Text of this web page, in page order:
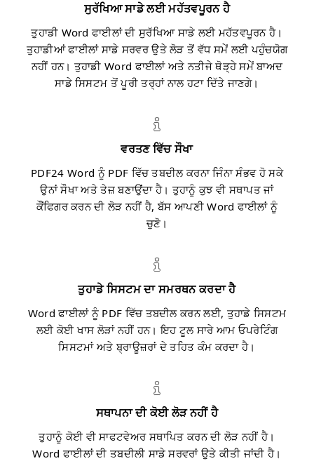
ਸੁਰੱਖਿਆ ਸਾਡੇ ਲਈ ਮਹੱਤਵਪੂਰਨ ਹੈ
ਤੁਹਾਡੀ Word ਫਾਈਲਾਂ ਦੀ ਸੁਰੱਖਿਆ ਸਾਡੇ ਲਈ ਮਹੱਤਵਪੂਰਨ ਹੈ।
ਤੁਹਾਡੀਆਂ ਫਾਈਲਾਂ ਸਾਡੇ ਸਰਵਰ ਉਤੇ ਲੋੜ ਤੋਂ ਵੱਧ ਸਮੇਂ ਲਈ ਪਹੁੰਚਯੋਗ
ਨਹੀਂ ਹਨ। ਤੁਹਾਡੀ Word ਫਾਈਲਾਂ ਅਤੇ ਨਤੀਜੇ ਥੋੜ੍ਹੇ ਸਮੇਂ ਬਾਅਦ
ਸਾਡੇ ਸਿਸਟਮ ਤੋਂ ਪੂਰੀ ਤਰ੍ਹਾਂ ਨਾਲ ਹਟਾ ਦਿੱਤੇ ਜਾਣਗੇ।
ਵਰਤਣ ਵਿੱਚ ਸੌਖਾ
PDF24 Word ਨੂੰ PDF ਵਿੱਚ ਤਬਦੀਲ ਕਰਨਾ ਜਿੰਨਾ ਸੰਭਵ ਹੋ ਸਕੇ
ਉਨਾਂ ਸੌਖਾ ਅਤੇ ਤੇਜ਼ ਬਣਾਉਂਦਾ ਹੈ। ਤੁਹਾਨੂੰ ਕੁਝ ਵੀ ਸਥਾਪਤ ਜਾਂ
ਕੌਂਫਿਗਰ ਕਰਨ ਦੀ ਲੋੜ ਨਹੀਂ ਹੈ, ਬੱਸ ਆਪਣੀ Word ਫਾਈਲਾਂ ਨੂੰ
ਚੁਣੋ।
ਤੁਹਾਡੇ ਸਿਸਟਮ ਦਾ ਸਮਰਥਨ ਕਰਦਾ ਹੈ
Word ਫਾਈਲਾਂ ਨੂੰ PDF ਵਿੱਚ ਤਬਦੀਲ ਕਰਨ ਲਈ, ਤੁਹਾਡੇ ਸਿਸਟਮ
ਲਈ ਕੋਈ ਖਾਸ ਲੋੜਾਂ ਨਹੀਂ ਹਨ। ਇਹ ਟੂਲ ਸਾਰੇ ਆਮ ਓਪਰੇਟਿੰਗ
ਸਿਸਟਮਾਂ ਅਤੇ ਬ੍ਰਾਊਜ਼ਰਾਂ ਦੇ ਤਹਿਤ ਕੰਮ ਕਰਦਾ ਹੈ।
ਸਥਾਪਨਾ ਦੀ ਕੋਈ ਲੋੜ ਨਹੀਂ ਹੈ
ਤੁਹਾਨੂੰ ਕੋਈ ਵੀ ਸਾਫਟਵੇਅਰ ਸਥਾਪਿਤ ਕਰਨ ਦੀ ਲੋੜ ਨਹੀਂ ਹੈ।
Word ਫਾਈਲਾਂ ਦੀ ਤਬਦੀਲੀ ਸਾਡੇ ਸਰਵਰਾਂ ਉਤੇ ਕੀਤੀ ਜਾਂਦੀ ਹੈ।